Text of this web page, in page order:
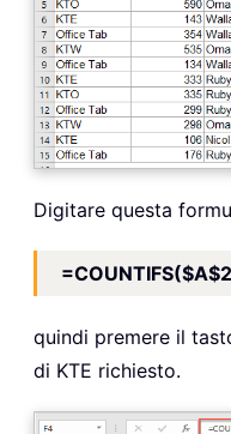
Digitare questa
quindi premere il
di KTE richiesto.